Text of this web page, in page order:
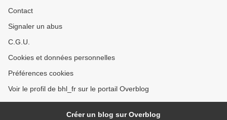
Contact
Signaler un abus
C.G.U.
Cookies et données personnelles
Préférences cookies
Voir le profil de bhl_fr sur le portail Overblog
Créer un blog sur Overblog